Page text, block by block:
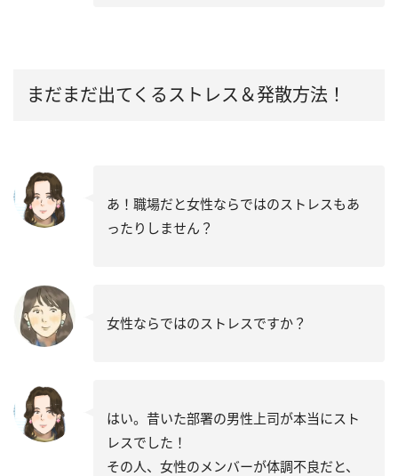
まだまだ出てくるストレス＆発散方法！
あ！職場だと女性ならではのストレスもあ
ったりしません？
女性ならではのストレスですか？
はい。昔いた部署の男性上司が本当にスト
レスでした！
その人、女性のメンバーが体調不良だと、